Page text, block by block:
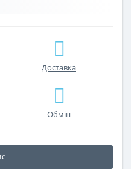
Доставка
Обмін